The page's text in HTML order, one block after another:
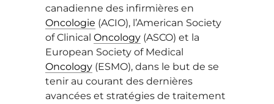
canadienne des infirmières en
Oncologie (ACIO), l’American Society
of Clinical Oncology (ASCO) et la
European Society of Medical
Oncology (ESMO), dans le but de se
tenir au courant des dernières
avancées et stratégies de traitement